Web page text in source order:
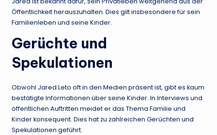
Öffentlichkeit herauszuhalten. Dies gilt insbesondere für sein
Familienleben und seine Kinder.
Gerüchte und
Spekulationen
Obwohl Jared Leto oft in den Medien präsent ist, gibt es kaum
bestätigte Informationen über seine Kinder. In Interviews und
öffentlichen Auftritten meidet er das Thema Familie und
Kinder konsequent. Dies hat zu zahlreichen Gerüchten und
Spekulationen geführt.